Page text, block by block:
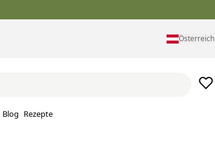
Österreich
Blog Rezepte